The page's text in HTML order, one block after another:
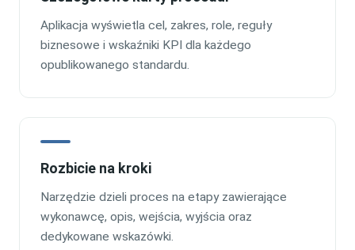
Aplikacja wyświetla cel, zakres, role, reguły
biznesowe i wskaźniki KPI dla każdego
opublikowanego standardu.
Rozbicie na kroki
Narzędzie dzieli proces na etapy zawierające
wykonawcę, opis, wejścia, wyjścia oraz
dedykowane wskazówki.